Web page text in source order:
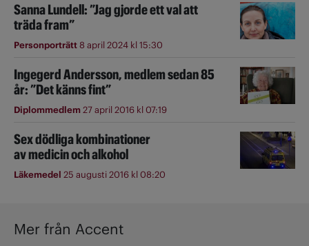
Sanna Lundell: ”Jag gjorde ett val att
träda fram”
Personporträtt8 april 2024 kl 15:30
Ingegerd Andersson, medlem sedan 85
år: ”Det känns fint”
Diplommedlem27 april 2016 kl 07:19
Sex dödliga kombinationer
av medicin och alkohol
Läkemedel 25 augusti 2016 kl 08:20
Mer från Accent